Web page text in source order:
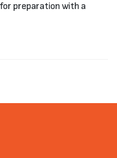
preparation with a